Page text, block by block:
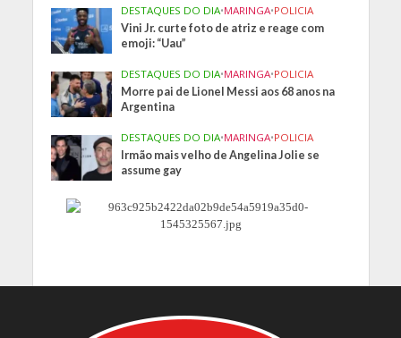
DESTAQUES DO DIA•MARINGA•POLICIA
Vini Jr. curte foto de atriz e reage com
emoji: “Uau”
DESTAQUES DO DIA•MARINGA•POLICIA
Morre pai de Lionel Messi aos 68 anos na
Argentina
DESTAQUES DO DIA•MARINGA•POLICIA
Irmão mais velho de Angelina Jolie se
assume gay